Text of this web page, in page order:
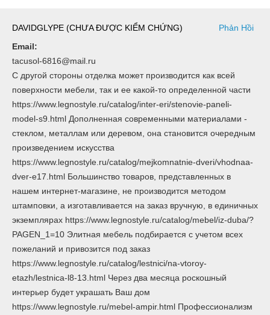
DAVIDGLYPE (CHƯA ĐƯỢC KIỂM CHỨNG)
Phản Hồi
Email:
tacusol-6816@mail.ru
С другой стороны отделка может производится как всей
поверхности мебели, так и ее какой-то определенной части
https://www.legnostyle.ru/catalog/inter-eri/stenovie-paneli-
model-s9.html Дополненная современными материалами -
стеклом, металлам или деревом, она становится очередным
произведением искусства
https://www.legnostyle.ru/catalog/mejkomnatnie-dveri/vhodnaa-
dver-e17.html Большинство товаров, представленных в
нашем интернет-магазине, не производится методом
штамповки, а изготавливается на заказ вручную, в единичных
экземплярах https://www.legnostyle.ru/catalog/mebel/iz-duba/?
PAGEN_1=10 Элитная мебель подбирается с учетом всех
пожеланий и привозится под заказ
https://www.legnostyle.ru/catalog/lestnici/na-vtoroy-
etazh/lestnica-l8-13.html Через два месяца роскошный
интерьер будет украшать Ваш дом
https://www.legnostyle.ru/mebel-ampir.html Профессионализм